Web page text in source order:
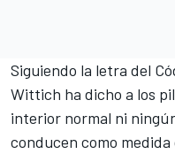
Siguiendo la letra del
Wittich ha dicho a los
interior normal ni
conducen como